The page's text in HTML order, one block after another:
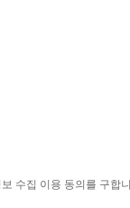
수집 이용 동의를 구합